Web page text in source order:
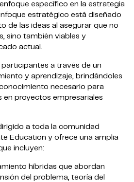
específico en la estrategia
estratégico está diseñado
de las ideas al asegurar que no
sino también viables y
actual.
participantes a través de un
y aprendizaje, brindándoles
necesario para
en proyectos empresariales
a toda la comunidad
Education y ofrece una amplia
incluyen:
híbridas que abordan
del problema, teoría del